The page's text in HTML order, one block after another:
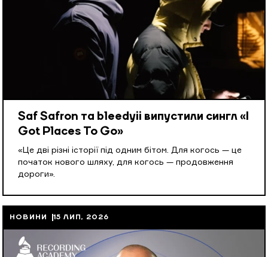
Saf Safron та bleedyii випустили сингл «I
Got Places To Go»
«Це дві різні історії під одним бітом. Для когось — це
початок нового шляху, для когось — продовження
дороги».
НОВИНИ 15 ЛИП, 2026